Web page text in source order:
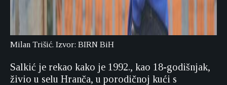
Milan Trišić. Izvor: BIRN BiH
Salkić je rekao kako je 1992., kao 18-godišnjak,
živio u selu Hranča, u porodičnoj kući s